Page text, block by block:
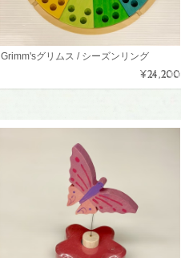
Grimm'sグリムス / シーズンリング
¥24,200